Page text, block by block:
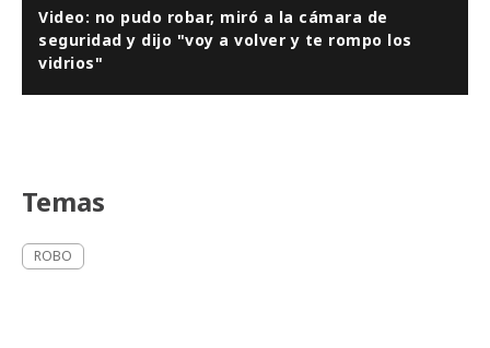
Video: no pudo robar, miró a la cámara de
seguridad y dijo "voy a volver y te rompo los
vidrios"
Temas
ROBO